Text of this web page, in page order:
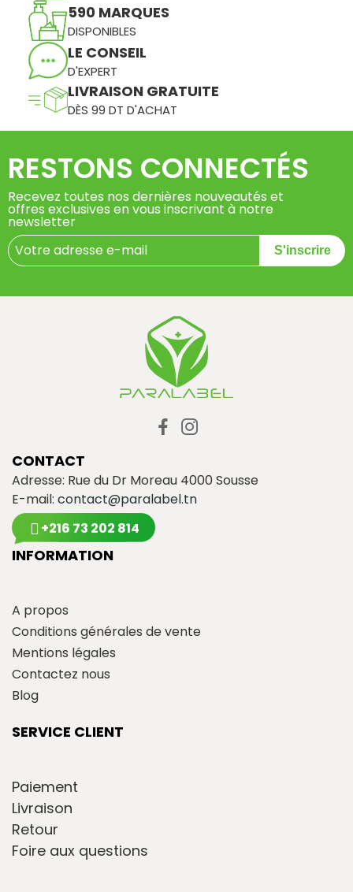
590 MARQUES
DISPONIBLES
LE CONSEIL
D'EXPERT
LIVRAISON GRATUITE
DÈS 99 DT D'ACHAT
RESTONS CONNECTÉS
Recevez toutes nos dernières nouveautés et
offres exclusives en vous inscrivant à notre
newsletter
S'inscrire
CONTACT
Adresse: Rue du Dr Moreau 4000 Sousse
E-mail: contact@paralabel.tn
+216 73 202 814
INFORMATION
A propos
Conditions générales de vente
Mentions légales
Contactez nous
Blog
SERVICE CLIENT
Paiement
Livraison
Retour
Foire aux questions